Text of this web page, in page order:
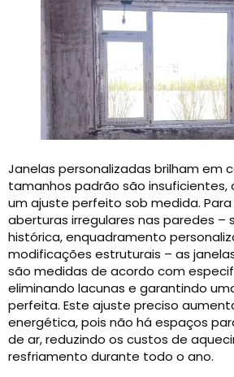
Janelas personalizadas brilham em
tamanhos padrão são
um ajuste perfeito sob medida.
aberturas irregulares nas paredes –
histórica, enquadramento
modificações estruturais – as
são medidas de acordo com
eliminando lacunas e garantindo
perfeita. Este ajuste preciso
energética, pois não há espaços
de ar, reduzindo os custos de
resfriamento durante todo o ano.